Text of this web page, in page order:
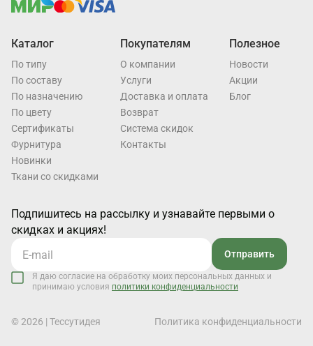
Каталог
По типу
По составу
По назначению
По цвету
Cертификаты
Фурнитура
Новинки
Ткани со скидками
Покупателям
О компании
Услуги
Доставка и оплата
Возврат
Система скидок
Контакты
Полезное
Новости
Акции
Блог
Подпишитесь на рассылку и узнавайте первыми о
скидках и акциях!
Отправить
Я даю согласие на обработку моих персональных данных и
принимаю условия политики конфиденциальности
© 2026 | Тессутидея Политика конфиденциальности